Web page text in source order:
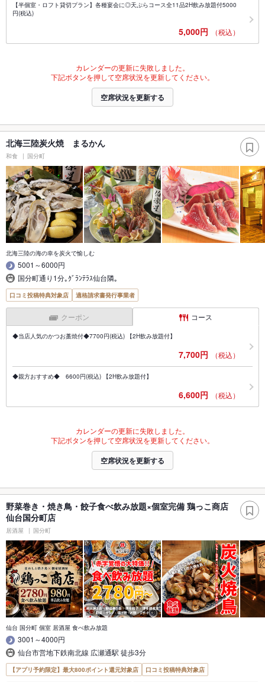
【半個室・ロフト貸切プラン】各種宴会に◎天ぷらコース全11品2H飲み放題付5000
円(税込)
5,000円 （税込）
カレンダーの更新に失敗しました。
下記ボタンを押して空席状況を更新してください。
空席状況を更新する
北海三陸炭火焼 まるかん
和食 国分町
北海三陸の海の幸を炭火で愉しむ
5001～6000円
国分町通り1分｡ｸﾞﾗﾝﾃﾗｽ仙台隣｡
口コミ投稿特典対象店 適格請求書発行事業者
クーポン コース
◆当店人気のかつお藁焼付◆7700円(税込) 【2H飲み放題付】
7,700円 （税込）
◆親方おすすめ◆ 6600円(税込) 【2H飲み放題付】
6,600円 （税込）
カレンダーの更新に失敗しました。
下記ボタンを押して空席状況を更新してください。
空席状況を更新する
野菜巻き・焼き鳥・餃子食べ飲み放題×個室完備 鶏っこ商店
仙台国分町店
居酒屋 国分町
仙台 国分町 個室 居酒屋 食べ飲み放題
3001～4000円
仙台市営地下鉄南北線 広瀬通駅 徒歩3分
【アプリ予約限定】最大800ポイント還元対象店 口コミ投稿特典対象店